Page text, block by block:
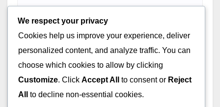
We respect your privacy
Cookies help us improve your experience, deliver
personalized content, and analyze traffic. You can
choose which cookies to allow by clicking
Customize. Click Accept All to consent or Reject
All
to decline non-essential cookies.